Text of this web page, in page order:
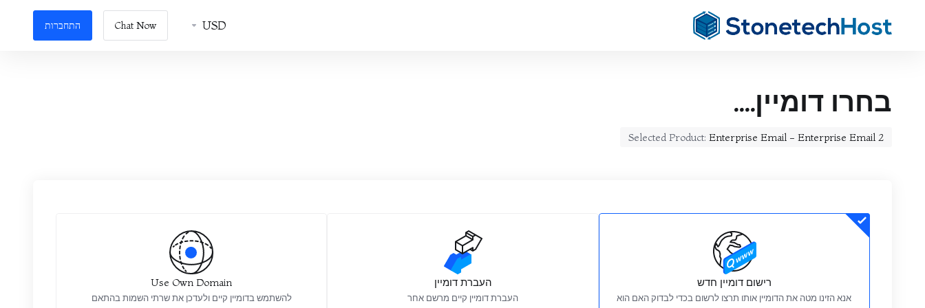
USD
Chat Now התחברות
בחרו דומיין....
Selected Product: Enterprise Email - Enterprise Email 2
רישום דומיין חדש
אנא הזינו מטה את הדומיין אותו תרצו לרשום בכדי לבדוק האם הוא
העברת דומיין
העברת דומיין קיים מרשם אחר
Use Own Domain
להשתמש בדומיין קיים ולעדכן את שרתי השמות בהתאם